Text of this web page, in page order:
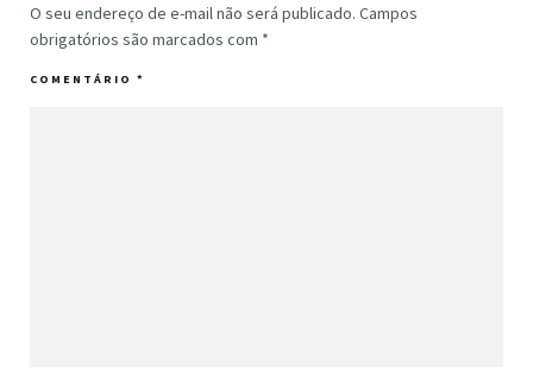
O seu endereço de e-mail não será publicado. Campos
obrigatórios são marcados com *
COMENTÁRIO *